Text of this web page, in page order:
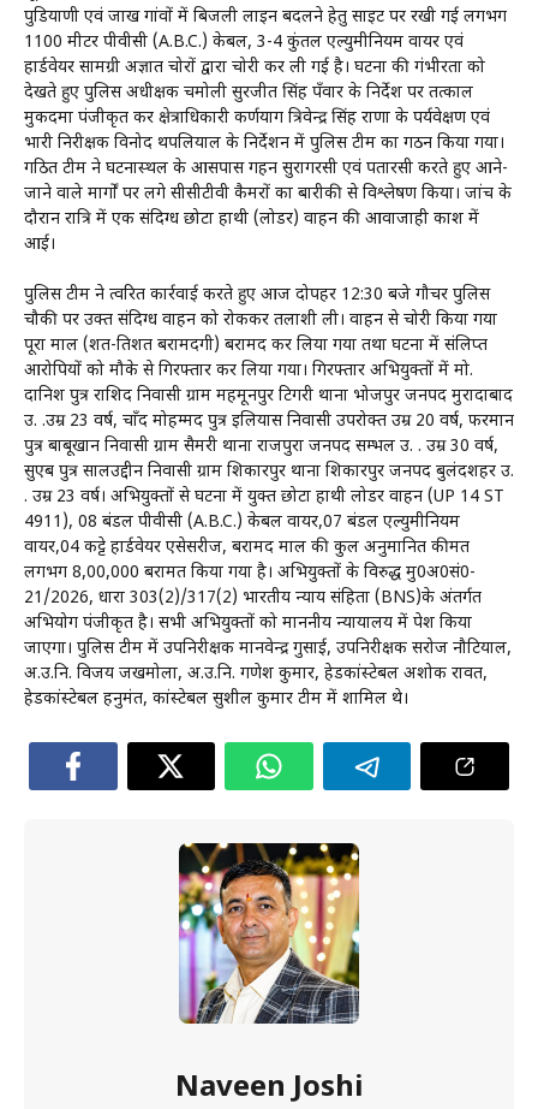
पुडियाणी एवं जाख गांवों में बिजली लाइन बदलने हेतु साइट पर रखी गई लगभग
1100 मीटर पीवीसी (A.B.C.) केबल, 3-4 कुंतल एल्युमीनियम वायर एवं
हार्डवेयर सामग्री अज्ञात चोरों द्वारा चोरी कर ली गई है। घटना की गंभीरता को
देखते हुए पुलिस अधीक्षक चमोली सुरजीत सिंह पँवार के निर्देश पर तत्काल
मुकदमा पंजीकृत कर क्षेत्राधिकारी कर्णप्रयाग त्रिवेन्द्र सिंह राणा के पर्यवेक्षण एवं
प्रभारी निरीक्षक विनोद थपलियाल के निर्देशन में पुलिस टीम का गठन किया गया।
गठित टीम ने घटनास्थल के आसपास गहन सुरागरसी एवं पतारसी करते हुए आने-
जाने वाले मार्गों पर लगे सीसीटीवी कैमरों का बारीकी से विश्लेषण किया। जांच के
दौरान रात्रि में एक संदिग्ध छोटा हाथी (लोडर) वाहन की आवाजाही प्रकाश में
आई।
पुलिस टीम ने त्वरित कार्रवाई करते हुए आज दोपहर 12:30 बजे गौचर पुलिस
चौकी पर उक्त संदिग्ध वाहन को रोककर तलाशी ली। वाहन से चोरी किया गया
पूरा माल (शत-प्रतिशत बरामदगी) बरामद कर लिया गया तथा घटना में संलिप्त
आरोपियों को मौके से गिरफ्तार कर लिया गया। गिरफ्तार अभियुक्तों में मो.
दानिश पुत्र राशिद निवासी ग्राम महमूनपुर टिगरी थाना भोजपुर जनपद मुरादाबाद
उ. प्र.उम्र 23 वर्ष, चाँद मोहम्मद पुत्र इलियास निवासी उपरोक्त उम्र 20 वर्ष, फरमान
पुत्र बाबूखान निवासी ग्राम सैमरी थाना राजपुरा जनपद सम्भल उ. प्र. उम्र 30 वर्ष,
सुएब पुत्र सालउद्दीन निवासी ग्राम शिकारपुर थाना शिकारपुर जनपद बुलंदशहर उ.
प्र. उम्र 23 वर्ष। अभियुक्तों से घटना में प्रयुक्त छोटा हाथी लोडर वाहन (UP 14 ST
4911), 08 बंडल पीवीसी (A.B.C.) केबल वायर,07 बंडल एल्युमीनियम
वायर,04 कट्टे हार्डवेयर एसेसरीज, बरामद माल की कुल अनुमानित कीमत
लगभग ₹8,00,000 बरामत किया गया है। अभियुक्तों के विरुद्ध मु0अ0सं0-
21/2026, धारा 303(2)/317(2) भारतीय न्याय संहिता (BNS)के अंतर्गत
अभियोग पंजीकृत है। सभी अभियुक्तों को माननीय न्यायालय में पेश किया
जाएगा। पुलिस टीम में उपनिरीक्षक मानवेन्द्र गुसाई, उपनिरीक्षक सरोज नौटियाल,
अ.उ.नि. विजय जखमोला, अ.उ.नि. गणेश कुमार, हेडकांस्टेबल अशोक रावत,
हेडकांस्टेबल हनुमंत, कांस्टेबल सुशील कुमार टीम में शामिल थे।
Naveen Joshi